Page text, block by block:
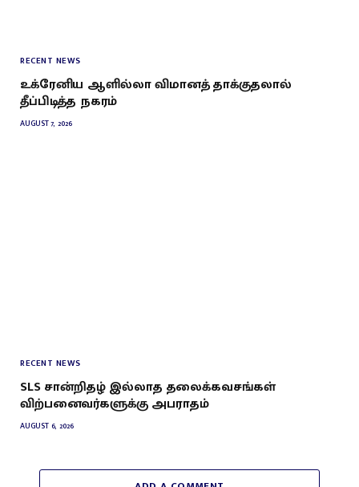
RECENT NEWS
உக்ரேனிய ஆளில்லா விமானத் தாக்குதலால்
தீப்பிடித்த நகரம்
AUGUST 7, 2026
RECENT NEWS
SLS சான்றிதழ் இல்லாத தலைக்கவசங்கள்
விற்பனைவர்களுக்கு அபராதம்
AUGUST 6, 2026